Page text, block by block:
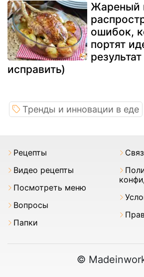
Жареный
ошибок,
портят
исправить)
Тренды и инновации в еде
Pецепты
Видео рецепты
Посмотреть меню
Вопросы
Папки
©